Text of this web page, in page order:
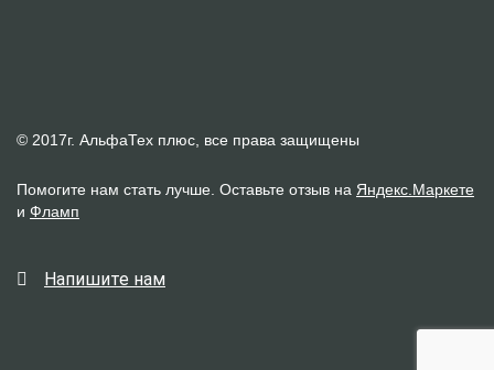
© 2017г. АльфаТех плюс, все права защищены
Помогите нам стать лучше. Оставьте отзыв на Яндекс.Маркете
и Фламп
Напишите нам